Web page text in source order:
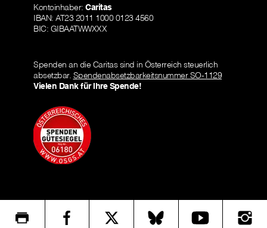
Kontoinhaber: Caritas
IBAN: AT23 2011 1000 0123 4560
BIC: GIBAATWWXXX
Spenden an die Caritas sind in Österreich steuerlich
absetzbar. Spendenabsetzbarkeitsnummer SO-1129
Vielen Dank für Ihre Spende!